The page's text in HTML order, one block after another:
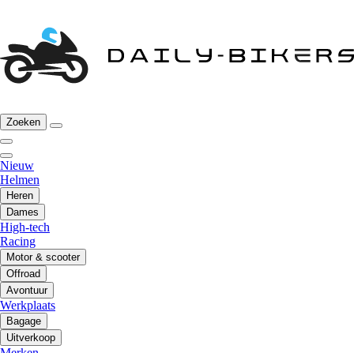
Zoeken
Nieuw
Helmen
Heren
Dames
High-tech
Racing
Motor & scooter
Offroad
Avontuur
Werkplaats
Bagage
Uitverkoop